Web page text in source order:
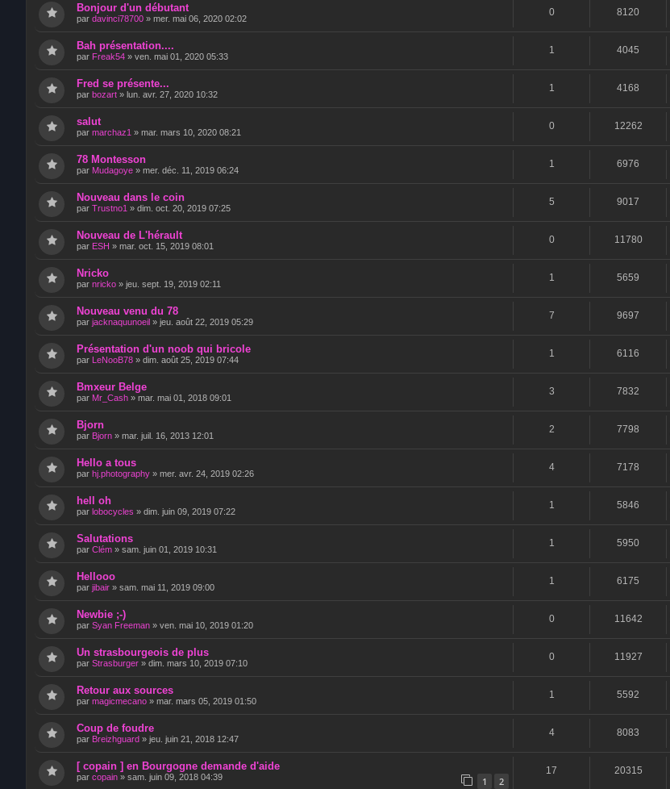
Bonjour d'un débutant
par davinci78700 » mer. mai 06, 2020 02:02
0 8120
Bah présentation....
par Freak54 » ven. mai 01, 2020 05:33
1 4045
Fred se présente...
par bozart » lun. avr. 27, 2020 10:32
1 4168
salut
par marchaz1 » mar. mars 10, 2020 08:21
0 12262
78 Montesson
par Mudagoye » mer. déc. 11, 2019 06:24
1 6976
Nouveau dans le coin
par Trustno1 » dim. oct. 20, 2019 07:25
5 9017
Nouveau de L'hérault
par ESH » mar. oct. 15, 2019 08:01
0 11780
Nricko
par nricko » jeu. sept. 19, 2019 02:11
1 5659
Nouveau venu du 78
par jacknaquunoeil » jeu. août 22, 2019 05:29
7 9697
Présentation d'un noob qui bricole
par LeNooB78 » dim. août 25, 2019 07:44
1 6116
Bmxeur Belge
par Mr_Cash » mar. mai 01, 2018 09:01
3 7832
Bjorn
par Bjorn » mar. juil. 16, 2013 12:01
2 7798
Hello a tous
par hj.photography » mer. avr. 24, 2019 02:26
4 7178
hell oh
par lobocycles » dim. juin 09, 2019 07:22
1 5846
Salutations
par Clém » sam. juin 01, 2019 10:31
1 5950
Hellooo
par jibair » sam. mai 11, 2019 09:00
1 6175
Newbie ;-)
par Syan Freeman » ven. mai 10, 2019 01:20
0 11642
Un strasbourgeois de plus
par Strasburger » dim. mars 10, 2019 07:10
0 11927
Retour aux sources
par magicmecano » mar. mars 05, 2019 01:50
1 5592
Coup de foudre
par Breizhguard » jeu. juin 21, 2018 12:47
4 8083
[ copain ] en Bourgogne demande d'aide
par copain » sam. juin 09, 2018 04:39 1 2
17 20315